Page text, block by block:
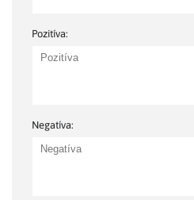
Pozitíva:
Negatíva: